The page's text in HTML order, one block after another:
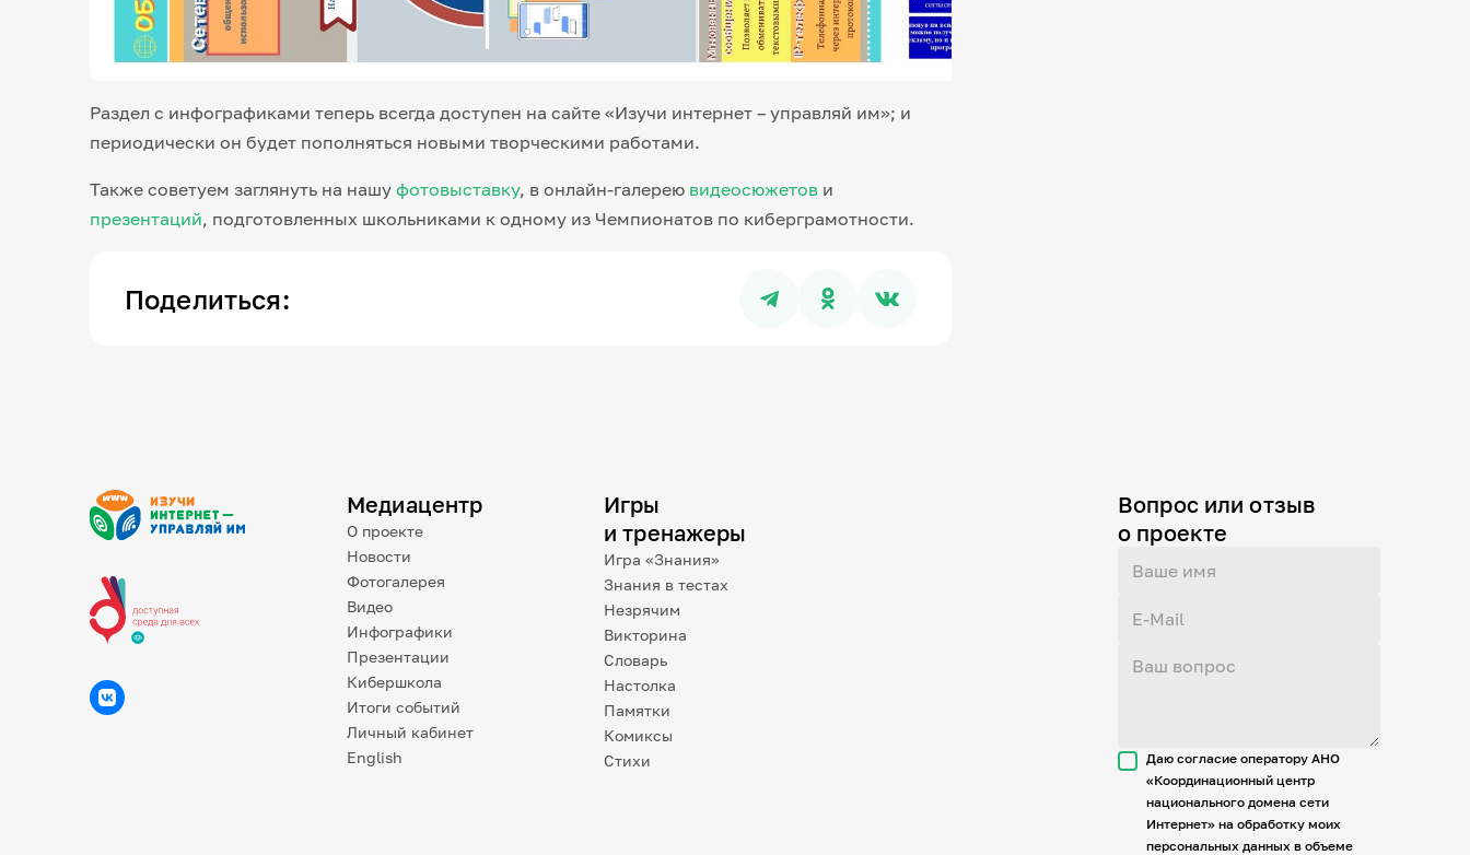
Раздел с инфографиками теперь всегда доступен на сайте «Изучи интернет – управляй им»; и
периодически он будет пополняться новыми творческими работами.
Также советуем заглянуть на нашу фотовыставку, в онлайн-галерею видеосюжетов и
презентаций, подготовленных школьниками к одному из Чемпионатов по киберграмотности.
Поделиться:
Медиацентр
О проекте
Новости
Фотогалерея
Видео
Инфографики
Презентации
Кибершкола
Итоги событий
Личный кабинет
English
Игры
и тренажеры
Игра «Знания»
Знания в тестах
Незрячим
Викторина
Словарь
Настолка
Памятки
Комиксы
Стихи
Вопрос или отзыв
о проекте
Даю согласие оператору АНО
«Координационный центр
национального домена сети
Интернет» на обработку моих
персональных данных в объеме